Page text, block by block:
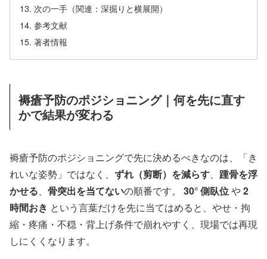
次の一手（関連：深掘りと横展開）
参考文献
著者情報
褥瘡予防のポジショニング｜何を先に直す
かで結果が変わる
褥瘡予防のポジショニングで先に決めるべきなのは、「き
れいな姿勢」ではなく、 ずれ（剪断）を減らす、 踵骨を浮
かせる、 骨突出を当てないの順番です。 30° 側臥位や2
時間おき という言葉だけを先に当てはめると、やせ・拘
縮・疼痛・不穏・背上げ条件で崩れやすく、現場では再現
しにくくなります。